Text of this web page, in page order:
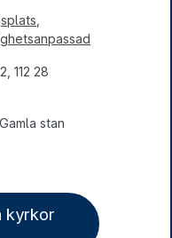
112 28
Gamla stan
kyrkor